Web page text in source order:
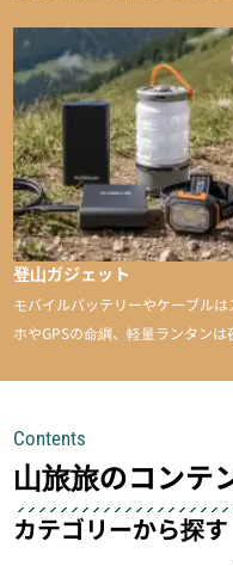
登山ガジェット
モバイルバッテリーやケーブルは
ホやGPSの命綱、軽量ランタンは
して安全にしてくれます
Contents
山旅旅のコンテ
カテゴリーから探す